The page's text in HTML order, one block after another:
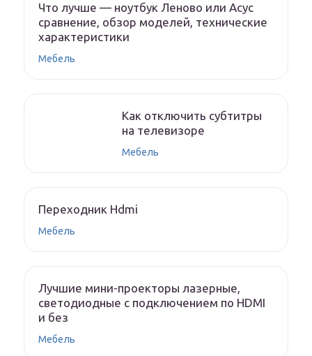
Что лучше — ноутбук Леново или Асус
сравнение, обзор моделей, технические
характеристики
Мебель
Как отключить субтитры
на телевизоре
Мебель
Переходник Hdmi
Мебель
Лучшие мини-проекторы лазерные,
светодиодные с подключением по HDMI
и без
Мебель